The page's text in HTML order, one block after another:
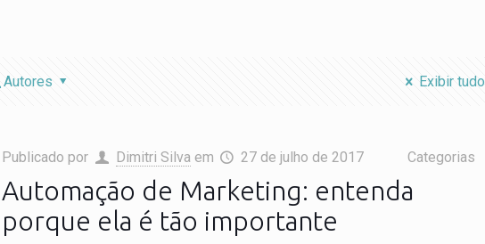
Autores Exibir tudo
Publicado por Dimitri Silva em 27 de julho de 2017 Categorias
Automação de Marketing: entenda
porque ela é tão importante